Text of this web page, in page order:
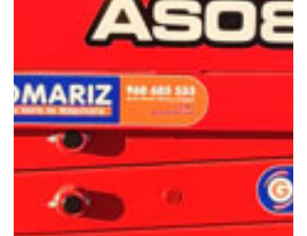
Altura plataforma:8 m
Altura de trabajo:
10 m
Alcance lateral:0 m
Longitud:2.40 m
Anchura:0.83 m
Peso:2140 kg
ESPECIFICACIONES TÉCNICAS
Motor:
Capacidad:230 kg
Ver ficha técnica